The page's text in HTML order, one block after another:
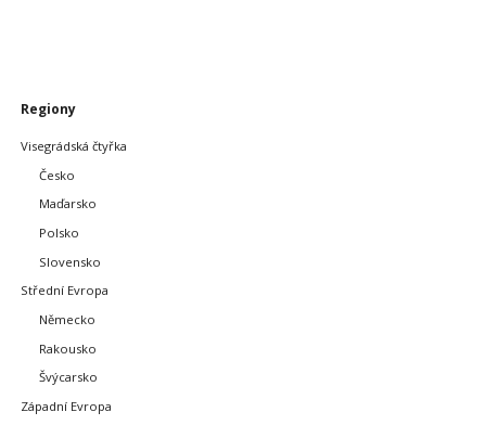
Přeskočit
Regiony
Visegrádská čtyřka
Česko
Maďarsko
Polsko
Slovensko
Střední Evropa
Německo
Rakousko
Švýcarsko
Západní Evropa